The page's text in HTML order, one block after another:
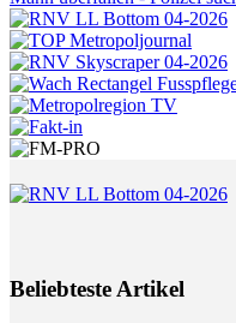
Beliebteste Artikel